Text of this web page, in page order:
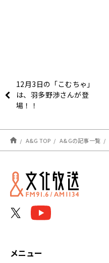
12月3日の「こむちゃ」
は、羽多野渉さんが登
場！！
A&G TOP A&Gの記事一覧
メニュー